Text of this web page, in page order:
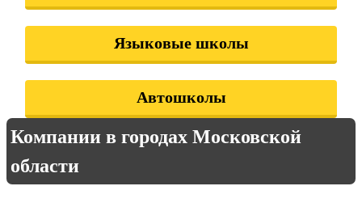
Языковые школы
Автошколы
Компании в городах Московской
области